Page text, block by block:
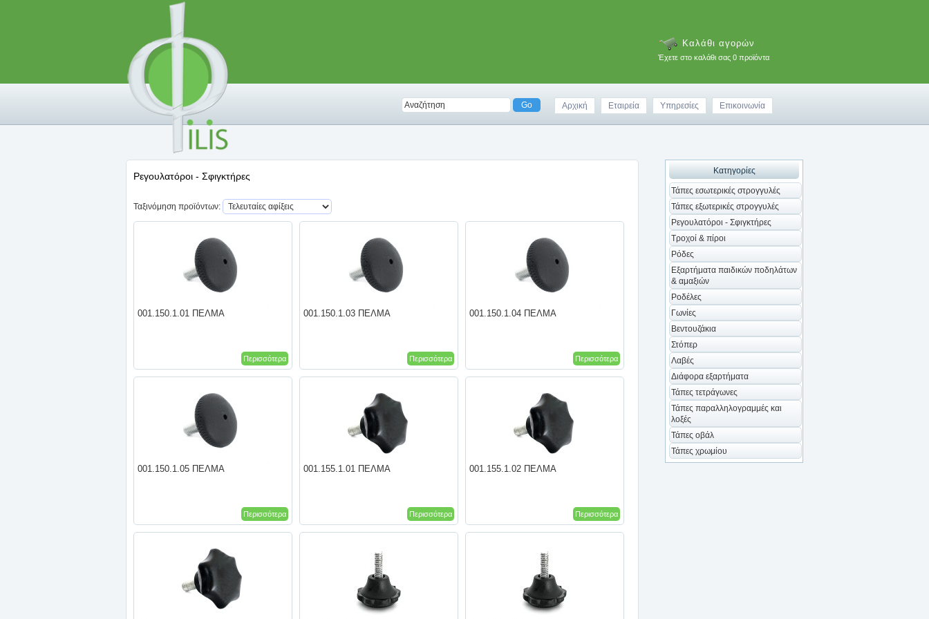
Καλάθι αγορών
Έχετε στο καλάθι σας 0 προϊόντα
Αρχική Εταιρεία Υπηρεσίες Επικοινωνία
Κατηγορίες
Τάπες εσωτερικές στρογγυλές
Τάπες εξωτερικές στρογγυλές
Ρεγουλατόροι - Σφιγκτήρες
Τροχοί & πίροι
Ρόδες
Εξαρτήματα παιδικών ποδηλάτων
& αμαξιών
Ροδέλες
Γωνίες
Βεντουζάκια
Στόπερ
Λαβές
Διάφορα εξαρτήματα
Τάπες τετράγωνες
Τάπες παραλληλογραμμές και
λοξές
Τάπες οβάλ
Τάπες χρωμίου
Ρεγουλατόροι - Σφιγκτήρες
Ταξινόμηση προϊόντων:
001.150.1.01 ΠΕΛΜΑ
Περισσότερα
001.150.1.03 ΠΕΛΜΑ
Περισσότερα
001.150.1.04 ΠΕΛΜΑ
Περισσότερα
001.150.1.05 ΠΕΛΜΑ
Περισσότερα
001.155.1.01 ΠΕΛΜΑ
Περισσότερα
001.155.1.02 ΠΕΛΜΑ
Περισσότερα